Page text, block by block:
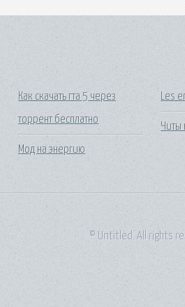
Как скачать гта 5 через
торрент бесплатно
Мод на энергию
Les
Читы
© Untitled. All rights